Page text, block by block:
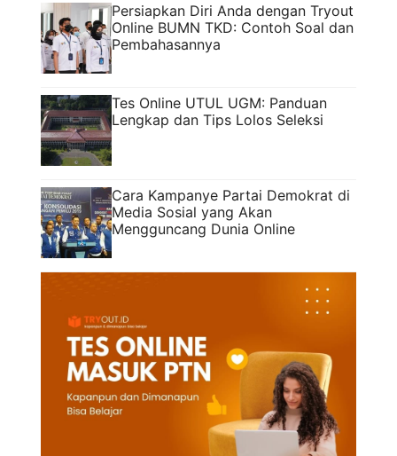
Persiapkan Diri Anda dengan Tryout
Online BUMN TKD: Contoh Soal dan
Pembahasannya
Tes Online UTUL UGM: Panduan
Lengkap dan Tips Lolos Seleksi
Cara Kampanye Partai Demokrat di
Media Sosial yang Akan
Mengguncang Dunia Online